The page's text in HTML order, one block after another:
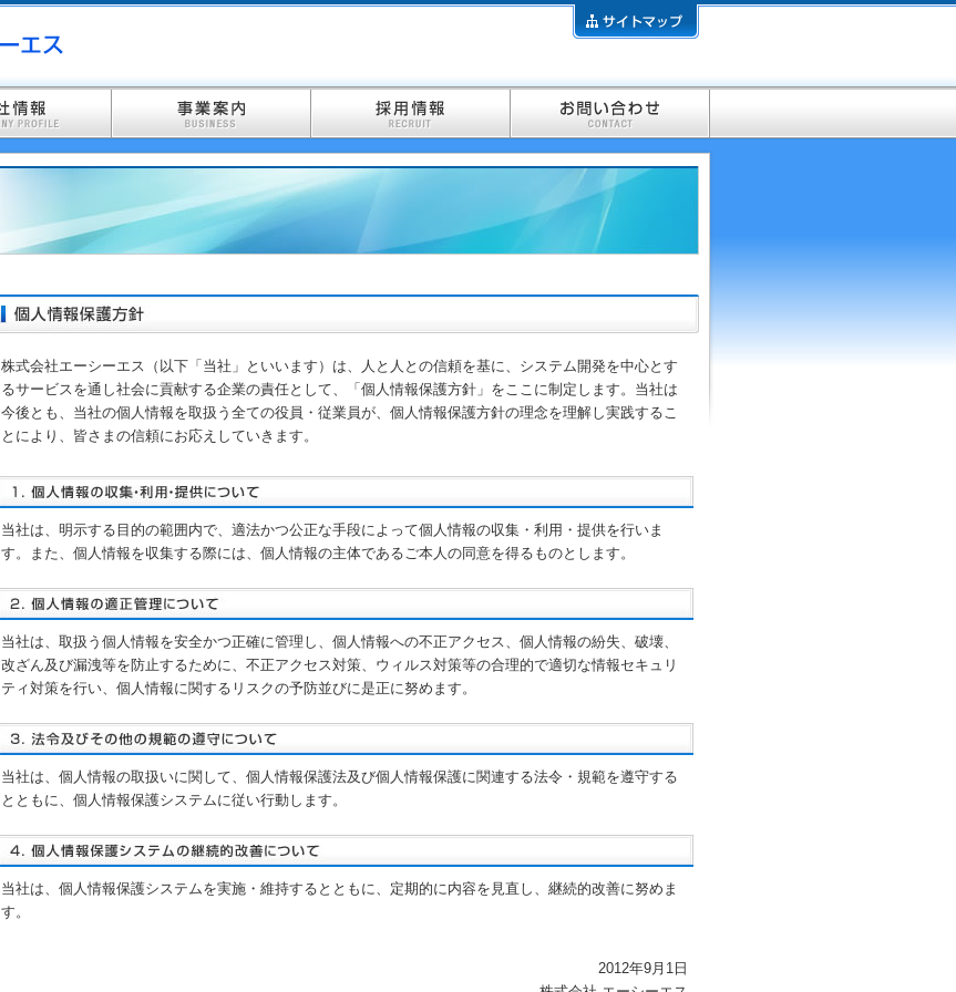
株式会社エーシーエス（以下「当社」といいます）は、人と人との信頼を基に、システム開発を中心とす
るサービスを通し社会に貢献する企業の責任として、「個人情報保護方針」をここに制定します。当社は
今後とも、当社の個人情報を取扱う全ての役員・従業員が、個人情報保護方針の理念を理解し実践するこ
とにより、皆さまの信頼にお応えしていきます。
当社は、明示する目的の範囲内で、適法かつ公正な手段によって個人情報の収集・利用・提供を行いま
す。また、個人情報を収集する際には、個人情報の主体であるご本人の同意を得るものとします。
当社は、取扱う個人情報を安全かつ正確に管理し、個人情報への不正アクセス、個人情報の紛失、破壊、
改ざん及び漏洩等を防止するために、不正アクセス対策、ウィルス対策等の合理的で適切な情報セキュリ
ティ対策を行い、個人情報に関するリスクの予防並びに是正に努めます。
当社は、個人情報の取扱いに関して、個人情報保護法及び個人情報保護に関連する法令・規範を遵守する
とともに、個人情報保護システムに従い行動します。
当社は、個人情報保護システムを実施・維持するとともに、定期的に内容を見直し、継続的改善に努めま
す。
2012年9月1日